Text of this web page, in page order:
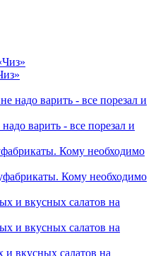
надо варить - все порезал и
варить - все порезал и
Кому необходимо
Кому необходимо
и вкусных салатов на
и вкусных салатов на
и вкусных салатов на